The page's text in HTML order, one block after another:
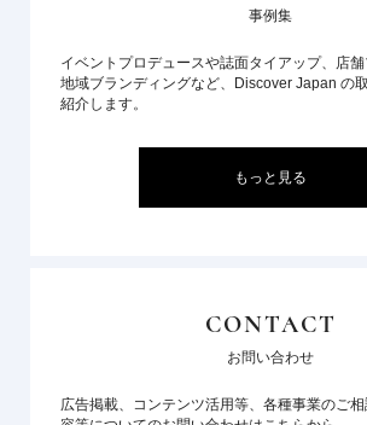
事例集
イベントプロデュースや誌面タイアップ、店舗
地域ブランディングなど、Discover Japan の
紹介します。
もっと見る
CONTACT
お問い合わせ
広告掲載、コンテンツ活用等、各種事業のご